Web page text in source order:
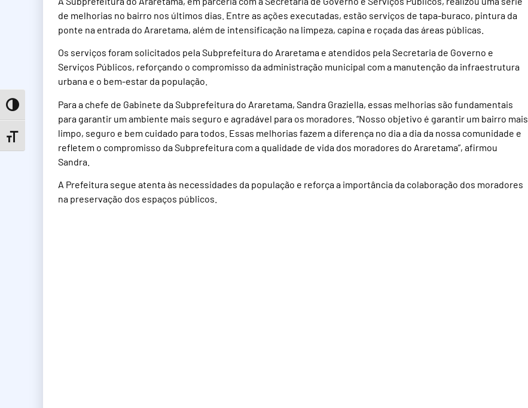
Toggle High Contrast
Toggle Font size
de melhorias no bairro nos últimos dias. Entre as ações executadas, estão serviços de tapa-buraco, pintura da
ponte na entrada do Araretama, além de intensificação na limpeza, capina e roçada das áreas públicas.
Os serviços foram solicitados pela Subprefeitura do Araretama e atendidos pela Secretaria de Governo e
Serviços Públicos, reforçando o compromisso da administração municipal com a manutenção da infraestrutura
urbana e o bem-estar da população.
Para a chefe de Gabinete da Subprefeitura do Araretama, Sandra Graziella, essas melhorias são fundamentais
para garantir um ambiente mais seguro e agradável para os moradores. “Nosso objetivo é garantir um bairro mais
limpo, seguro e bem cuidado para todos. Essas melhorias fazem a diferença no dia a dia da nossa comunidade e
refletem o compromisso da Subprefeitura com a qualidade de vida dos moradores do Araretama”, afirmou
Sandra.
A Prefeitura segue atenta às necessidades da população e reforça a importância da colaboração dos moradores
na preservação dos espaços públicos.